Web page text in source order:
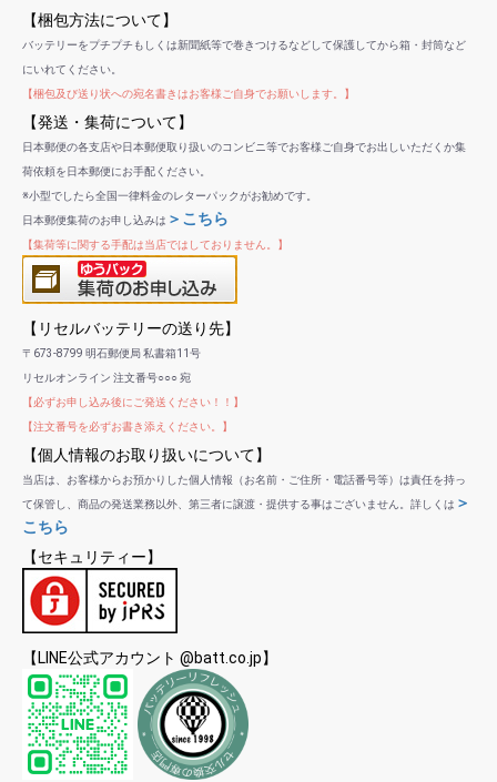
【梱包方法について】
バッテリーをプチプチもしくは新聞紙等で巻きつけるなどして保護してから箱・封筒など
にいれてください。
【梱包及び送り状への宛名書きはお客様ご自身でお願いします。】
【発送・集荷について】
日本郵便の各支店や日本郵便取り扱いのコンビニ等でお客様ご自身でお出しいただくか集
荷依頼を日本郵便にお手配ください。
※小型でしたら全国一律料金のレターパックがお勧めです。
日本郵便集荷のお申し込みは ＞こちら
【集荷等に関する手配は当店ではしておりません。】
【リセルバッテリーの送り先】
〒673-8799 明石郵便局 私書箱11号
リセルオンライン 注文番号○○○ 宛
【必ずお申し込み後にご発送ください！！】
【注文番号を必ずお書き添えください。】
【個人情報のお取り扱いについて】
当店は、お客様からお預かりした個人情報（お名前・ご住所・電話番号等）は責任を持っ
て保管し、商品の発送業務以外、第三者に譲渡・提供する事はございません。詳しくは ＞
こちら
【セキュリティー】
【LINE公式アカウント @batt.co.jp】